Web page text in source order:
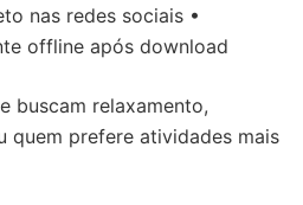
nas redes sociais •
offline após download
buscam relaxamento,
quem prefere atividades mais